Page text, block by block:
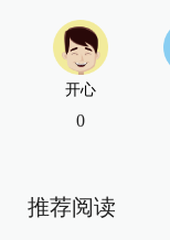
开心
0
推荐阅读